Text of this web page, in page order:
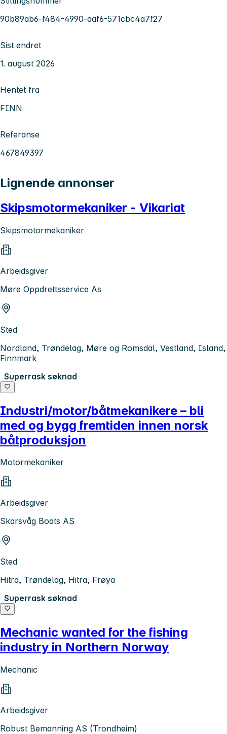
90b89ab6-f484-4990-aaf6-571cbc4a7f27
Sist endret
1. august 2026
Hentet fra
FINN
Referanse
467849397
Lignende annonser
Skipsmotormekaniker - Vikariat
Skipsmotormekaniker
Arbeidsgiver
Møre Oppdrettsservice As
Sted
Nordland, Trøndelag, Møre og Romsdal, Vestland, Island,
Finnmark
Superrask søknad
Industri/motor/båtmekanikere – bli
med og bygg fremtiden innen norsk
båtproduksjon
Motormekaniker
Arbeidsgiver
Skarsvåg Boats AS
Sted
Hitra, Trøndelag, Hitra, Frøya
Superrask søknad
Mechanic wanted for the fishing
industry in Northern Norway
Mechanic
Arbeidsgiver
Robust Bemanning AS (Trondheim)